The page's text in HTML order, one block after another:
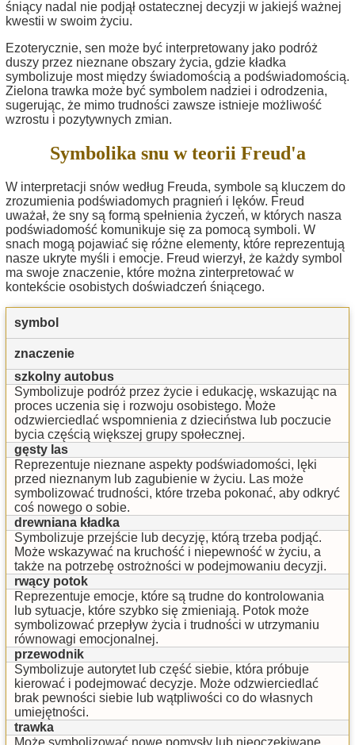
śniący nadal nie podjął ostatecznej decyzji w jakiejś ważnej
kwestii w swoim życiu.
Ezoterycznie, sen może być interpretowany jako podróż
duszy przez nieznane obszary życia, gdzie kładka
symbolizuje most między świadomością a podświadomością.
Zielona trawka może być symbolem nadziei i odrodzenia,
sugerując, że mimo trudności zawsze istnieje możliwość
wzrostu i pozytywnych zmian.
Symbolika snu w teorii Freud'a
W interpretacji snów według Freuda, symbole są kluczem do
zrozumienia podświadomych pragnień i lęków. Freud
uważał, że sny są formą spełnienia życzeń, w których nasza
podświadomość komunikuje się za pomocą symboli. W
snach mogą pojawiać się różne elementy, które reprezentują
nasze ukryte myśli i emocje. Freud wierzył, że każdy symbol
ma swoje znaczenie, które można zinterpretować w
kontekście osobistych doświadczeń śniącego.
symbol
znaczenie
szkolny autobus
Symbolizuje podróż przez życie i edukację, wskazując na
proces uczenia się i rozwoju osobistego. Może
odzwierciedlać wspomnienia z dzieciństwa lub poczucie
bycia częścią większej grupy społecznej.
gęsty las
Reprezentuje nieznane aspekty podświadomości, lęki
przed nieznanym lub zagubienie w życiu. Las może
symbolizować trudności, które trzeba pokonać, aby odkryć
coś nowego o sobie.
drewniana kładka
Symbolizuje przejście lub decyzję, którą trzeba podjąć.
Może wskazywać na kruchość i niepewność w życiu, a
także na potrzebę ostrożności w podejmowaniu decyzji.
rwący potok
Reprezentuje emocje, które są trudne do kontrolowania
lub sytuacje, które szybko się zmieniają. Potok może
symbolizować przepływ życia i trudności w utrzymaniu
równowagi emocjonalnej.
przewodnik
Symbolizuje autorytet lub część siebie, która próbuje
kierować i podejmować decyzje. Może odzwierciedlać
brak pewności siebie lub wątpliwości co do własnych
umiejętności.
trawka
Może symbolizować nowe pomysły lub nieoczekiwane